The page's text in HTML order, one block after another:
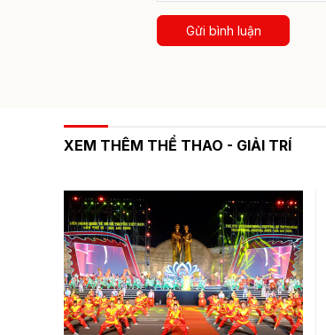
Gửi bình luận
XEM THÊM THỂ THAO - GIẢI TRÍ